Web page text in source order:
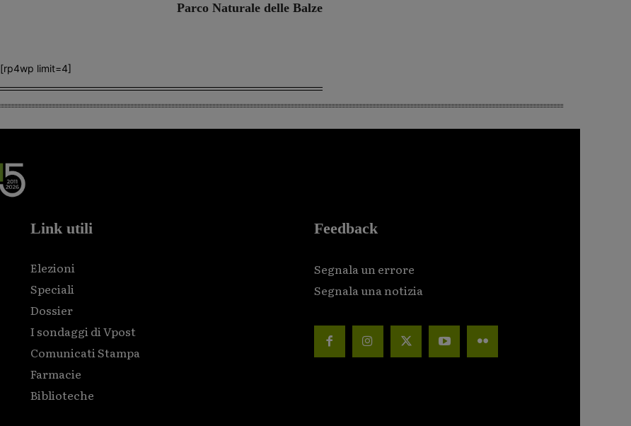
Parco Naturale delle Balze
[rp4wp limit=4]
Link utili
Elezioni
Speciali
Dossier
I sondaggi di Vpost
Comunicati Stampa
Farmacie
Biblioteche
Feedback
Segnala un errore
Segnala una notizia